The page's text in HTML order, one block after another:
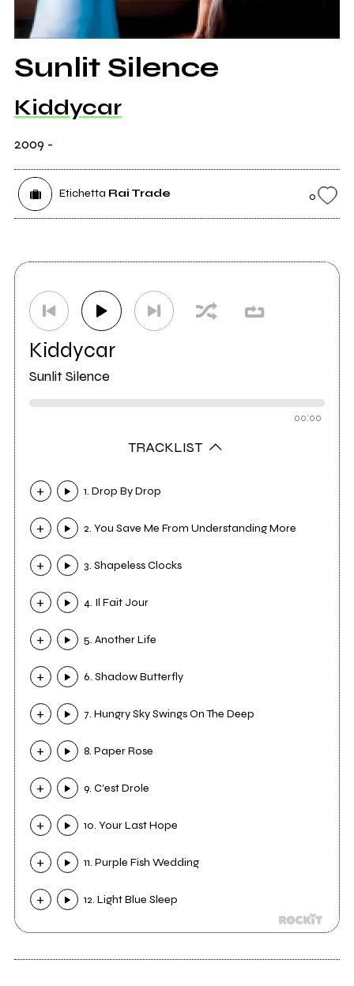
Sunlit Silence
Kiddycar
2009 -
Etichetta Rai Trade 0
Kiddycar
Sunlit Silence
00:00
TRACKLIST
1. Drop By Drop
2. You Save Me From Understanding More
3. Shapeless Clocks
4. Il Fait Jour
5. Another Life
6. Shadow Butterfly
7. Hungry Sky Swings On The Deep
8. Paper Rose
9. C'est Drole
10. Your Last Hope
11. Purple Fish Wedding
12. Light Blue Sleep